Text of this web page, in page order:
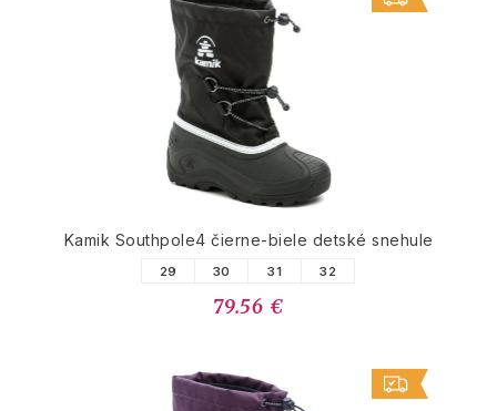
Kamik Southpole4 čierne-biele detské snehule
29 30 31 32
79.56 €